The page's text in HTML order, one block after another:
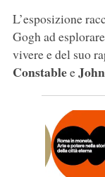
L’esposizione
Gogh ad
vivere e del suo
Constablee